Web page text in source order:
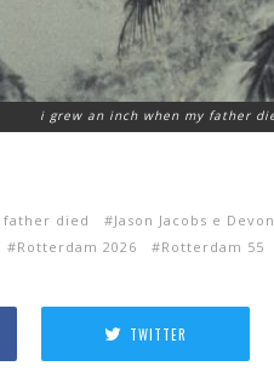
i grew an inch when my father
father died Jason Jacobs e
Rotterdam 2026 Rotterdam 55
TWITTER